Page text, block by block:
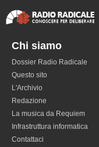
Chi siamo
Dossier Radio Radicale
Questo sito
L'Archivio
Redazione
La musica da Requiem
Infrastruttura informatica
Contattaci